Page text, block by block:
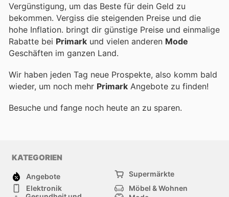
Vergünstigung, um das Beste für dein Geld zu
bekommen. Vergiss die steigenden Preise und die
hohe Inflation. bringt dir günstige Preise und einmalige
Rabatte bei Primark und vielen anderen Mode
Geschäften im ganzen Land.
Wir haben jeden Tag neue Prospekte, also komm bald
wieder, um noch mehr Primark Angebote zu finden!
Besuche und fange noch heute an zu sparen.
KATEGORIEN
Angebote
Supermärkte
Elektronik
Möbel & Wohnen